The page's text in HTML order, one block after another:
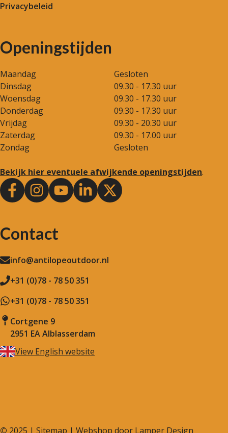
Privacybeleid
Openingstijden
Maandag
Gesloten
Dinsdag
09.30 - 17.30 uur
Woensdag
09.30 - 17.30 uur
Donderdag
09.30 - 17.30 uur
Vrijdag
09.30 - 20.30 uur
Zaterdag
09.30 - 17.00 uur
Zondag
Gesloten
Bekijk hier eventuele afwijkende openingstijden.
Contact
info@antilopeoutdoor.nl
+31 (0)78 - 78 50 351
+31 (0)78 - 78 50 351
Cortgene 9
2951 EA Alblasserdam
View English website
© 2025 | Sitemap | Webshop door Lamper Design